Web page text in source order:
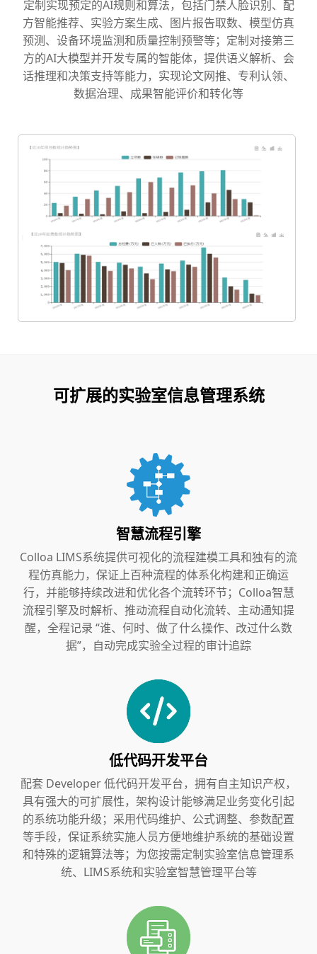
定制实现预定的AI规则和算法，包括门禁人脸识别、配
方智能推荐、实验方案生成、图片报告取数、模型仿真
预测、设备环境监测和质量控制预警等；定制对接第三
方的AI大模型并开发专属的智能体，提供语义解析、会
话推理和决策支持等能力，实现论文网推、专利认领、
数据治理、成果智能评价和转化等
可扩展的实验室信息管理系统
智慧流程引擎
Colloa LIMS系统提供可视化的流程建模工具和独有的流
程仿真能力，保证上百种流程的体系化构建和正确运
行，并能够持续改进和优化各个流转环节；Colloa智慧
流程引擎及时解析、推动流程自动化流转、主动通知提
醒，全程记录 “谁、何时、做了什么操作、改过什么数
据”，自动完成实验全过程的审计追踪
低代码开发平台
配套 Developer 低代码开发平台，拥有自主知识产权，
具有强大的可扩展性，架构设计能够满足业务变化引起
的系统功能升级；采用代码维护、公式调整、参数配置
等手段，保证系统实施人员方便地维护系统的基础设置
和特殊的逻辑算法等；为您按需定制实验室信息管理系
统、LIMS系统和实验室智慧管理平台等